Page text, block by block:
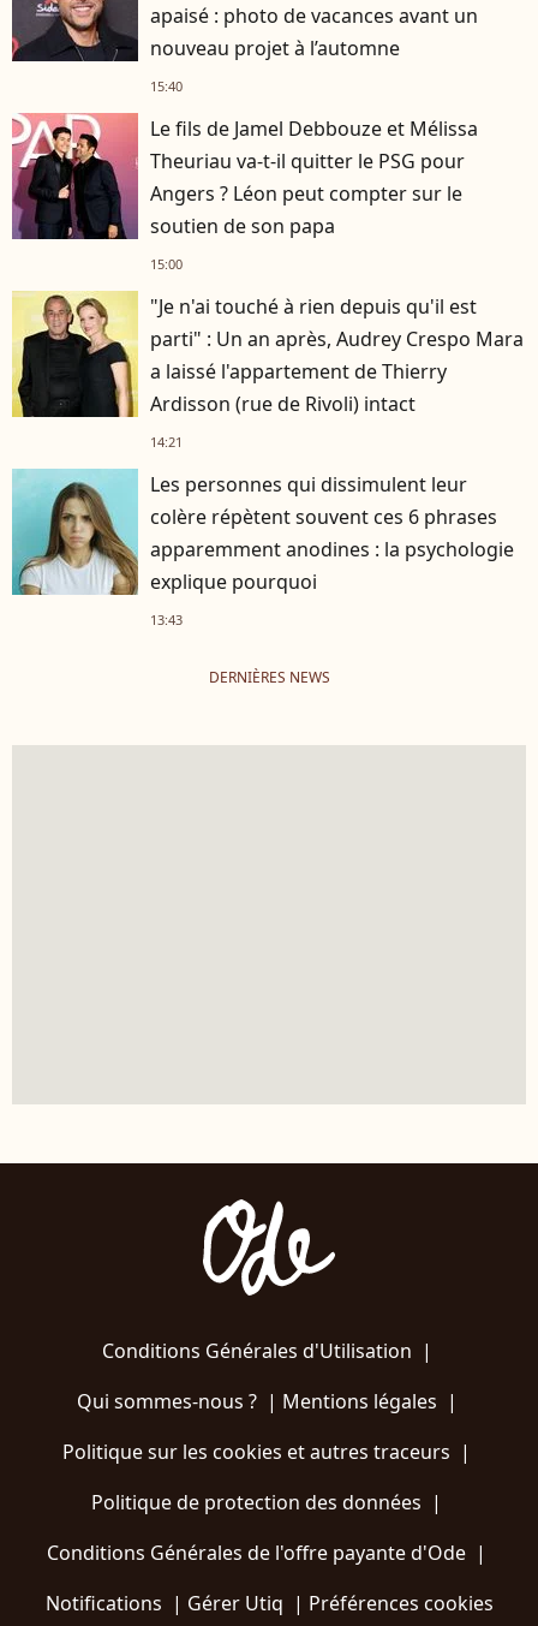
apaisé : photo de vacances avant un
nouveau projet à l’automne
15:40
Le fils de Jamel Debbouze et Mélissa
Theuriau va-t-il quitter le PSG pour
Angers ? Léon peut compter sur le
soutien de son papa
15:00
"Je n'ai touché à rien depuis qu'il est
parti" : Un an après, Audrey Crespo Mara
a laissé l'appartement de Thierry
Ardisson (rue de Rivoli) intact
14:21
Les personnes qui dissimulent leur
colère répètent souvent ces 6 phrases
apparemment anodines : la psychologie
explique pourquoi
13:43
DERNIÈRES NEWS
Conditions Générales d'Utilisation |
Qui sommes-nous ?| Mentions légales |
Politique sur les cookies et autres traceurs |
Politique de protection des données |
Conditions Générales de l'offre payante d'Ode |
Notifications | Gérer Utiq | Préférences cookies